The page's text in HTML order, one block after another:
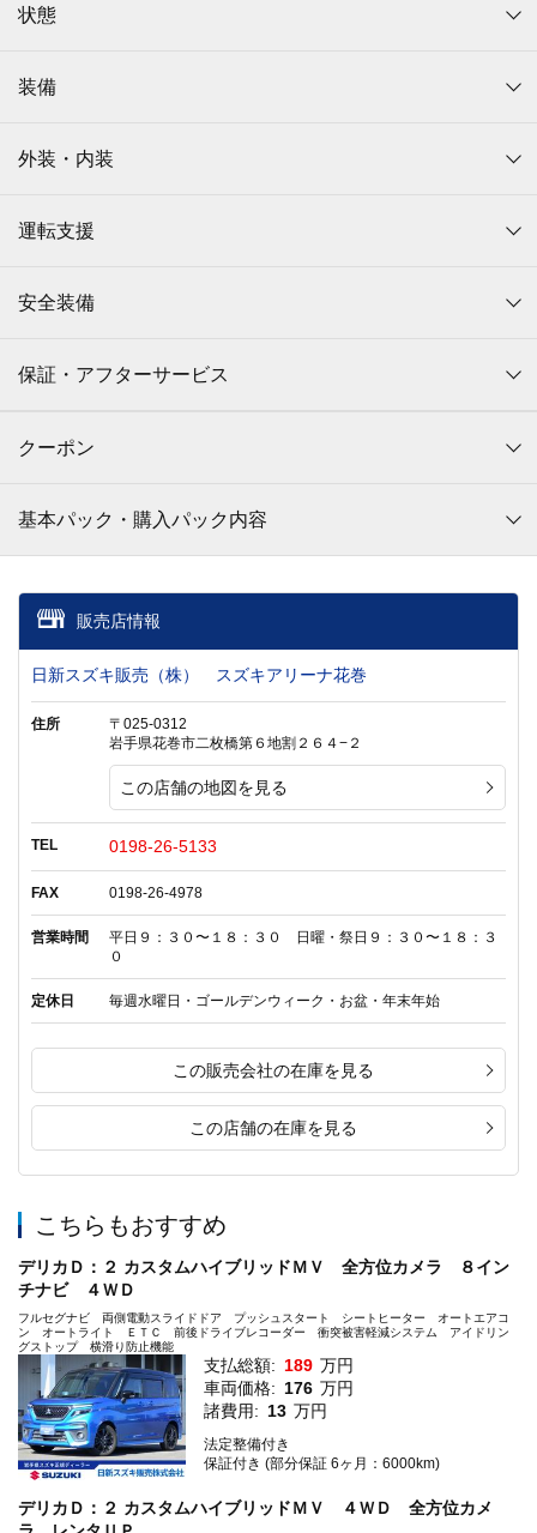
状態
装備
外装・内装
運転支援
安全装備
保証・アフターサービス
クーポン
基本パック・購入パック内容
販売店情報
日新スズキ販売（株） スズキアリーナ花巻
住所
〒025-0312
岩手県花巻市二枚橋第６地割２６４−２
この店舗の地図を見る
TEL 0198-26-5133
FAX 0198-26-4978
営業時間
平日９：３０〜１８：３０ 日曜・祭日９：３０〜１８：３
０
定休日 毎週水曜日・ゴールデンウィーク・お盆・年末年始
この販売会社の在庫を見る
この店舗の在庫を見る
こちらもおすすめ
デリカＤ：２ カスタムハイブリッドＭＶ 全方位カメラ ８イン
チナビ ４ＷＤ
フルセグナビ 両側電動スライドドア プッシュスタート シートヒーター オートエアコ
ン オートライト ＥＴＣ 前後ドライブレコーダー 衝突被害軽減システム アイドリン
グストップ 横滑り防止機能
支払総額: 189 万円
車両価格: 176 万円
諸費用: 13 万円
法定整備付き
保証付き (部分保証 6ヶ月：6000km)
デリカＤ：２ カスタムハイブリッドＭＶ ４ＷＤ 全方位カメ